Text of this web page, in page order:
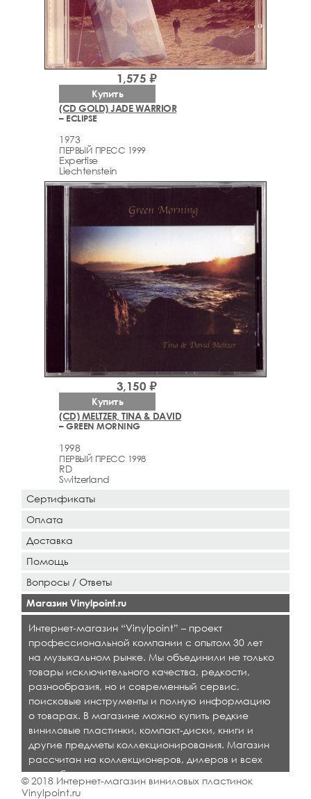
(CD GOLD) JADE WARRIOR
– ECLIPSE
1973
ПЕРВЫЙ ПРЕСС 1999
Expertise
Liechtenstein
1,575 ₽
Купить
(CD) MELTZER, TINA & DAVID
– GREEN MORNING
1998
ПЕРВЫЙ ПРЕСС 1998
RD
Switzerland
3,150 ₽
Купить
Сертификаты
Оплата
Доставка
Помощь
Вопросы / Ответы
Магазин Vinylpoint.ru
Интернет-магазин “Vinylpoint” – проект
профессиональной компании с опытом 30 лет
на музыкальном рынке. Мы объединили не только
товары исключительного качества, редкости,
разнообразия, но и современный сервис,
поисковые инструменты и полную информацию
о товарах. В магазине можно купить редкие
виниловые пластинки, компакт-диски, книги и
другие предметы коллекционирования. Магазин
рассчитан на коллекционеров, дилеров и всех
кто любит качественную музыку.
© 2018 Интернет-магазин виниловых пластинок
Vinylpoint.ru